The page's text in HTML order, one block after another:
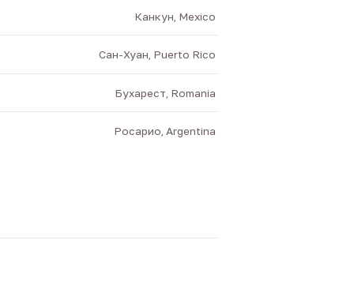
Канкун, Mexico
Сан-Хуан, Puerto Rico
Бухарест, Romania
Росарио, Argentina